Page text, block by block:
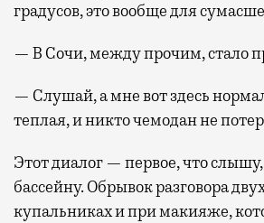
градусов, это вообще для
— В Сочи, между прочим, стало
— Слушай, а мне вот здесь
теплая, и никто чемодан не
Этот диалог — первое, что
бассейну. Обрывок разговора
купальниках и при макияже,